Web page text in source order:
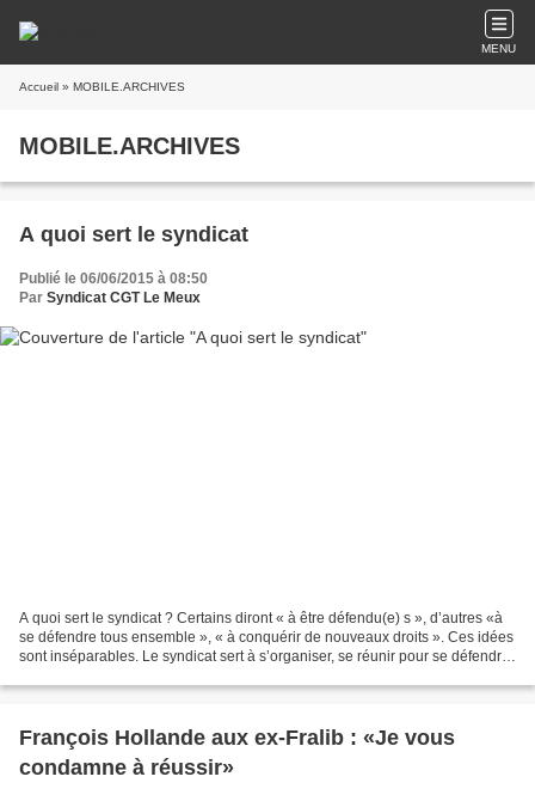
MENU
Accueil » MOBILE.ARCHIVES
MOBILE.ARCHIVES
A quoi sert le syndicat
Publié le 06/06/2015 à 08:50
Par Syndicat CGT Le Meux
A quoi sert le syndicat ? Certains diront « à être défendu(e) s », d’autres «à
se défendre tous ensemble », « à conquérir de nouveaux droits ». Ces idées
sont inséparables. Le syndicat sert à s’organiser, se réunir pour se défendre
François Hollande aux ex-Fralib : «Je vous
condamne à réussir»